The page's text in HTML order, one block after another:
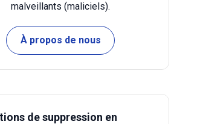
malveillants (maliciels).
À propos de nous
de suppression en